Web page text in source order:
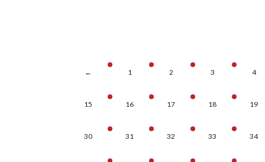
← 1 2 3 4
15 16 17 18 19
30 31 32 33 34